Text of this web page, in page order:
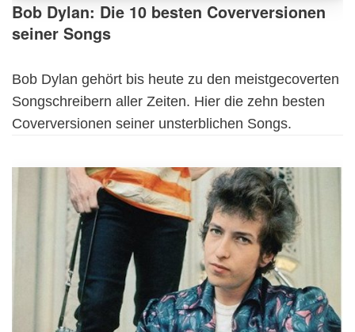
Bob Dylan: Die 10 besten Coverversionen
seiner Songs
Bob Dylan gehört bis heute zu den meistgecoverten
Songschreibern aller Zeiten. Hier die zehn besten
Coverversionen seiner unsterblichen Songs.